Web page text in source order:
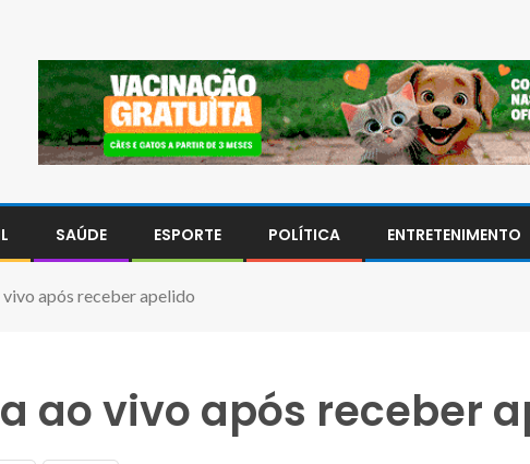
SAÚDE ESPORTE POLÍTICA ENTRETENIMENTO
após receber apelido
ao vivo após receber